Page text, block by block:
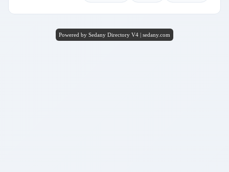
Powered by Sedany Directory V4 | sedany.com